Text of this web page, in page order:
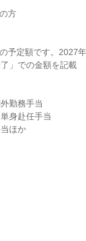
方
予定額です。2027
」での金額を記載
勤務手当
身赴任手当
ほか